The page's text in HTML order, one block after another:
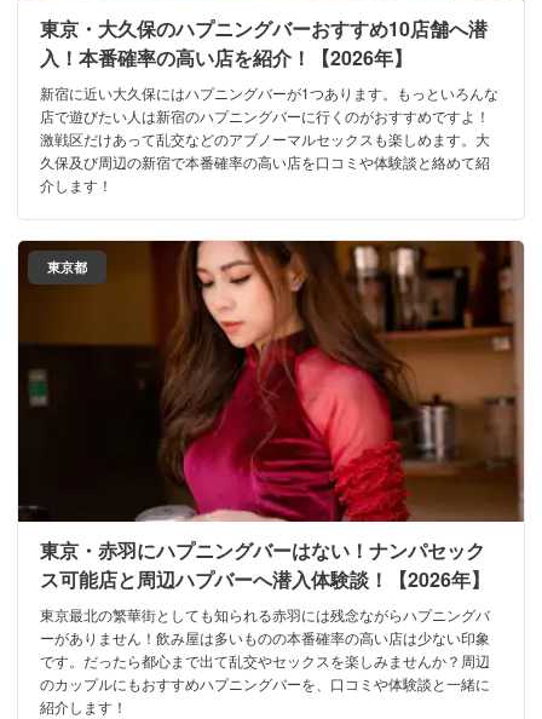
東京・大久保のハプニングバーおすすめ10店舗へ潜
入！本番確率の高い店を紹介！【2026年】
新宿に近い大久保にはハプニングバーが1つあります。もっといろんな
店で遊びたい人は新宿のハプニングバーに行くのがおすすめですよ！
激戦区だけあって乱交などのアブノーマルセックスも楽しめます。大
久保及び周辺の新宿で本番確率の高い店を口コミや体験談と絡めて紹
介します！
東京都
東京・赤羽にハプニングバーはない！ナンパセック
ス可能店と周辺ハプバーへ潜入体験談！【2026年】
東京最北の繁華街としても知られる赤羽には残念ながらハプニングバ
ーがありません！飲み屋は多いものの本番確率の高い店は少ない印象
です。だったら都心まで出て乱交やセックスを楽しみませんか？周辺
のカップルにもおすすめハプニングバーを、口コミや体験談と一緒に
紹介します！